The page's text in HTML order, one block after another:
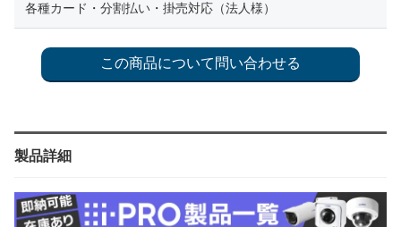
各種カード・分割払い・掛売対応（法人様）
製品詳細